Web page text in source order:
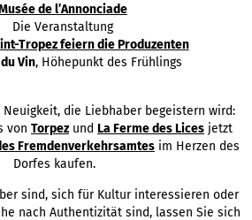
de l’Annonciade
Die Veranstaltung
Tropez feiern die Produzenten
Vin, Höhepunkt des Frühlings
die Liebhaber begeistern wird:
von Torpezund La Ferme des Lices jetzt
Fremdenverkehrsamtes im Herzen des
Dorfes kaufen.
sind, sich für Kultur interessieren oder
nach Authentizität sind, lassen Sie sich